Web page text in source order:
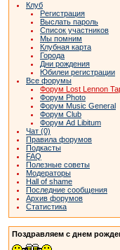
Клуб
Регистрация
Выслать пароль
Список участников
Мы помним
Клубная карта
Города
Дни рождения
Юбилеи регистрации
Все форумы
Форум Lost Lennon
Форум Photo
Форум Music General
Форум Club
Форум Ad Libitum
Чат (0)
Правила форумов
Подкасты
FAQ
Полезные советы
Модераторы
Hall of shame
Последние сообщения
Архив форумов
Статистика
Поздравляем с днем